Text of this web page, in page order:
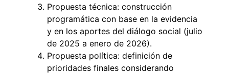
Propuesta técnica: construcción
programática con base en la evidencia
y en los aportes del diálogo social (julio
de 2025 a enero de 2026).
Propuesta política: definición de
prioridades finales considerando